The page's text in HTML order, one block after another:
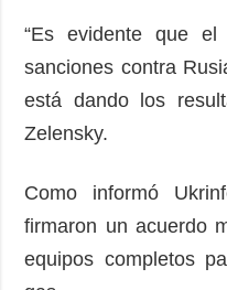
“Es evidente que
sanciones contra
está dando los
Zelensky.
Como informó
firmaron un acuerdo
equipos completos